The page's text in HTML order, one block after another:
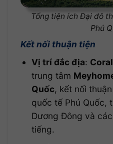
Tổng tiện ích Đại đô
Phú
Kết nối thuận tiện
Vị trí đắc địa:
trung tâm
Quốc, kết nối
quốc tế Phú Quốc,
Dương Đông và
tiếng.